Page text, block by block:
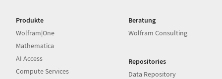
Produkte
Wolfram|One
Mathematica
AI Access
Compute Services
Beratung
Wolfram Consulting
Repositories
Data Repository